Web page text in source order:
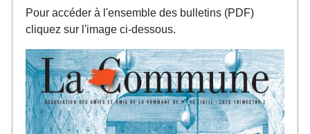
Pour accéder à l'ensemble des bulletins (PDF)
cliquez sur l'image ci-dessous.